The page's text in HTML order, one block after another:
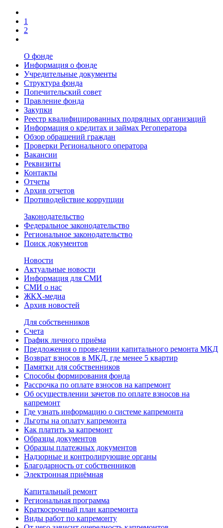
1
2
О фонде
Информация о фонде
Учредительные документы
Структура фонда
Попечительский совет
Правление фонда
Закупки
Реестр квалифицированных подрядных организаций
Информация о кредитах и займах Регоператора
Обзор обращений граждан
Проверки Регионального оператора
Вакансии
Реквизиты
Контакты
Отчеты
Архив отчетов
Противодействие коррупции
Законодательство
Федеральное законодательство
Региональное законодательство
Поиск документов
Новости
Актуальные новости
Информация для СМИ
СМИ о нас
ЖКХ-медиа
Архив новостей
Для собственников
Счета
График личного приёма
Предложения о проведении капитального ремонта МКД
Возврат взносов в МКД, где менее 5 квартир
Памятки для собственников
Способы формирования фонда
Рассрочка по оплате взносов на капремонт
Об осуществлении зачетов по оплате взносов на
капремонт
Где узнать информацию о системе капремонта
Льготы на оплату капремонта
Как платить за капремонт
Образцы документов
Образцы платежных документов
Надзорные и контролирующие органы
Благодарность от собственников
Электронная приёмная
Капитальный ремонт
Региональная программа
Краткосрочный план капремонта
Виды работ по капремонту